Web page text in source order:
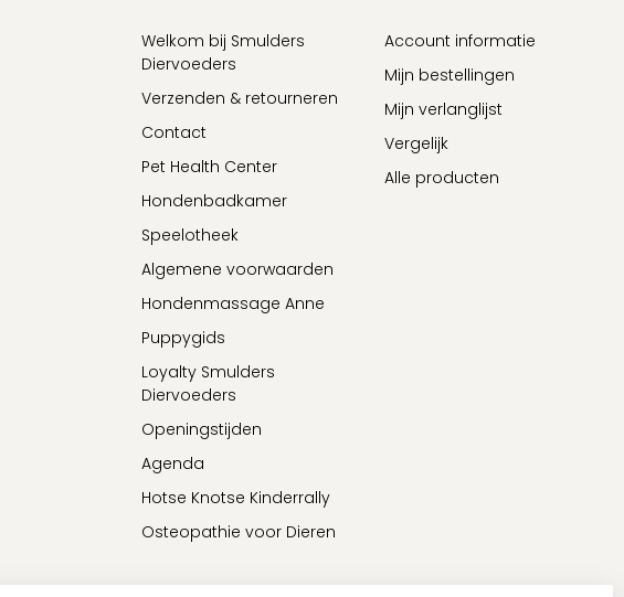
Welkom bij Smulders
Diervoeders
Verzenden & retourneren
Contact
Pet Health Center
Hondenbadkamer
Speelotheek
Algemene voorwaarden
Hondenmassage Anne
Puppygids
Loyalty Smulders
Diervoeders
Openingstijden
Agenda
Hotse Knotse Kinderrally
Osteopathie voor Dieren
Account informatie
Mijn bestellingen
Mijn verlanglijst
Vergelijk
Alle producten